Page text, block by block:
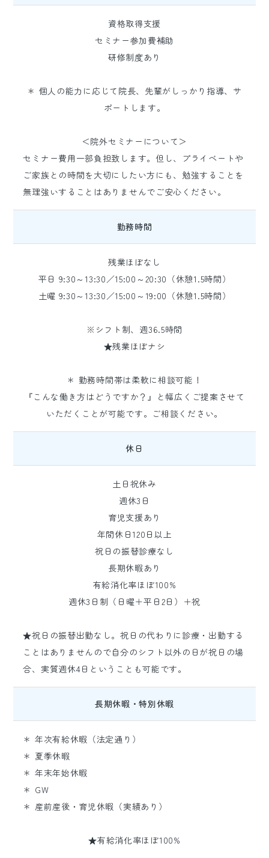
資格取得支援
セミナー参加費補助
研修制度あり
＊ 個人の能力に応じて院長、先輩がしっかり指導、サ
ポートします。
＜院外セミナーについて＞
セミナー費用一部負担致します。但し、プライベートや
ご家族との時間を大切にしたい方にも、勉強することを
無理強いすることはありませんでご安心ください。
勤務時間
残業ほぼなし
平日 9:30～13:30／15:00～20:30（休憩1.5時間）
土曜 9:30～13:30／15:00～19:00（休憩1.5時間）
※シフト制、週36.5時間
★残業ほぼナシ
＊ 勤務時間帯は柔軟に相談可能！
『こんな働き方はどうですか？』と幅広くご提案させて
いただくことが可能です。ご相談ください。
休日
土日祝休み
週休3日
育児支援あり
年間休日120日以上
祝日の振替診療なし
長期休暇あり
有給消化率ほぼ100%
週休3日制（日曜＋平日2日）＋祝
★祝日の振替出勤なし。祝日の代わりに診療・出勤する
ことはありませんので自分のシフト以外の日が祝日の場
合、実質週休4日ということも可能です。
長期休暇・特別休暇
＊ 年次有給休暇（法定通り）
＊ 夏季休暇
＊ 年末年始休暇
＊ GW
＊ 産前産後・育児休暇（実績あり）
★有給消化率ほぼ100%